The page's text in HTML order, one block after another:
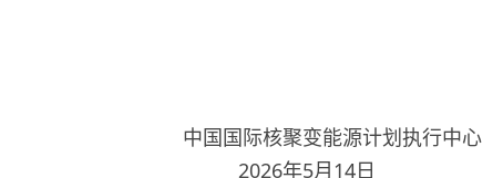
聚变能源计划执行中心
5月14日